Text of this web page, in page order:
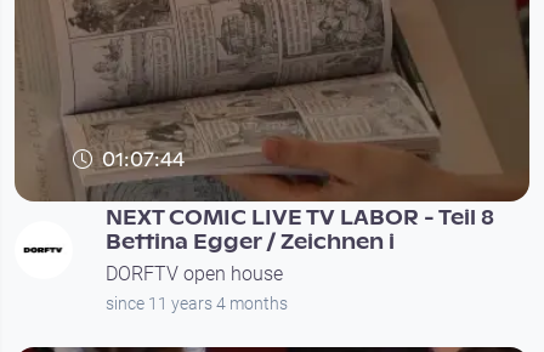
01:07:44
NEXT COMIC LIVE TV LABOR - Teil 8
Bettina Egger / Zeichnen i
DORFTV open house
since 11 years 4 months